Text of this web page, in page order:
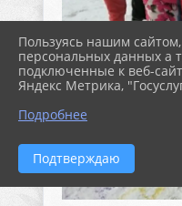
Пользуясь нашим
персональных данных а
подключенные к веб-
Яндекс Метрика,
Подробнее
Подтверждаю